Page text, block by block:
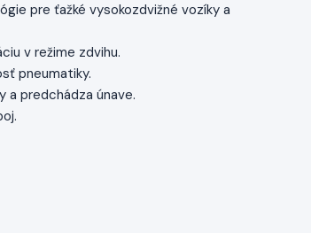
pre ťažké vysokozdvižné vozíky a
v režime zdvihu.
pneumatiky.
a predchádza únave.